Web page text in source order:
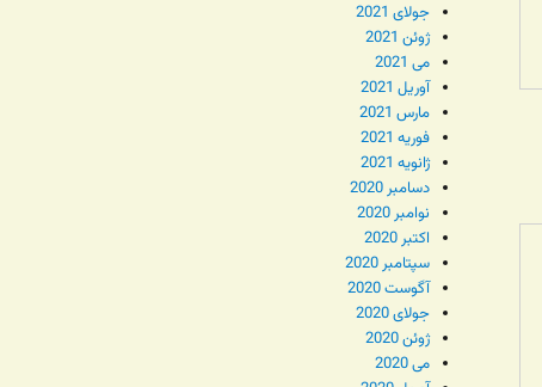
جولای 2021
ژوئن 2021
می 2021
آوریل 2021
مارس 2021
فوریه 2021
ژانویه 2021
دسامبر 2020
نوامبر 2020
اکتبر 2020
سپتامبر 2020
آگوست 2020
جولای 2020
ژوئن 2020
می 2020